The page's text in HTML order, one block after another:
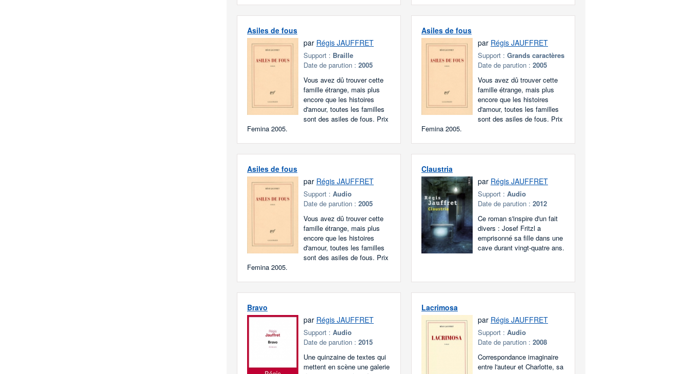
Asiles de fous
par Régis JAUFFRET
Support : Braille
Date de parution :2005
Vous avez dû trouver cette
famille étrange, mais plus
encore que les histoires
d'amour, toutes les familles
sont des asiles de fous. Prix
Femina 2005.
Asiles de fous
par Régis JAUFFRET
Support : Grands caractères
Date de parution : 2005
Vous avez dû trouver cette
famille étrange, mais plus
encore que les histoires
d'amour, toutes les familles
sont des asiles de fous. Prix
Femina 2005.
Asiles de fous
par Régis JAUFFRET
Support :Audio
Date de parution :2005
Vous avez dû trouver cette
famille étrange, mais plus
encore que les histoires
d'amour, toutes les familles
sont des asiles de fous. Prix
Femina 2005.
Claustria
par Régis JAUFFRET
Support : Audio
Date de parution : 2012
Ce roman s'inspire d'un fait
divers : Josef Fritzl a
emprisonné sa fille dans une
cave durant vingt-quatre ans.
Bravo
par Régis JAUFFRET
Support :Audio
Date de parution :2015
Une quinzaine de textes qui
mettent en scène une galerie
Lacrimosa
par Régis JAUFFRET
Support : Audio
Date de parution : 2008
Correspondance imaginaire
entre l'auteur et Charlotte, sa